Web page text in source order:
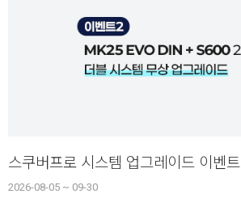
스쿠버프로 시스템 업그레이드 이벤트
2026-08-05 ~ 09-30